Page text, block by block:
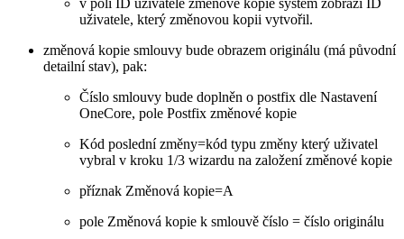
v poli ID uživatele změnové kopie systém zobrazí ID
uživatele, který změnovou kopii vytvořil.
změnová kopie smlouvy bude obrazem originálu (má původní
detailní stav), pak:
Číslo smlouvy bude doplněn o postfix dle Nastavení
OneCore, pole Postfix změnové kopie
Kód poslední změny=kód typu změny který uživatel
vybral v kroku 1/3 wizardu na založení změnové kopie
příznak Změnová kopie=A
pole Změnová kopie k smlouvě číslo = číslo originálu